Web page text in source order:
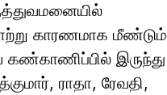
காரணமாக மீண்டும்
கண்காணிப்பில் இருந்து
ராதா, ரேவதி,